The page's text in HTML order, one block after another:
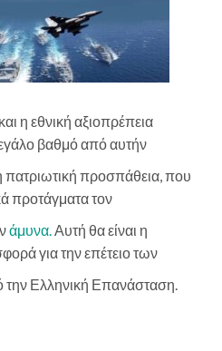
και η εθνική αξιοπρέπεια
βαθμό από αυτήν
προσπάθεια, που
προτάγματα τον
άμυνα.Αυτή θα είναι η
για την επέτειο των
Ελληνική Επανάσταση.